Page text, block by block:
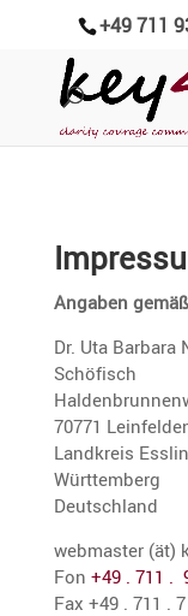
+49 711
Angaben
Dr. Uta Barbara
Schöfisch
70771
Landkreis
Württem­berg
Deutsch­land
webmaster (ät)
Fon +49 . 711 .
Fax +49 . 711 .